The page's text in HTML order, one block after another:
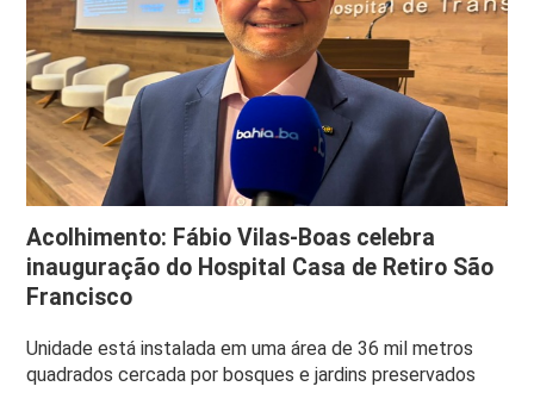
Acolhimento: Fábio Vilas-Boas celebra
inauguração do Hospital Casa de Retiro São
Francisco
Unidade está instalada em uma área de 36 mil metros
quadrados cercada por bosques e jardins preservados